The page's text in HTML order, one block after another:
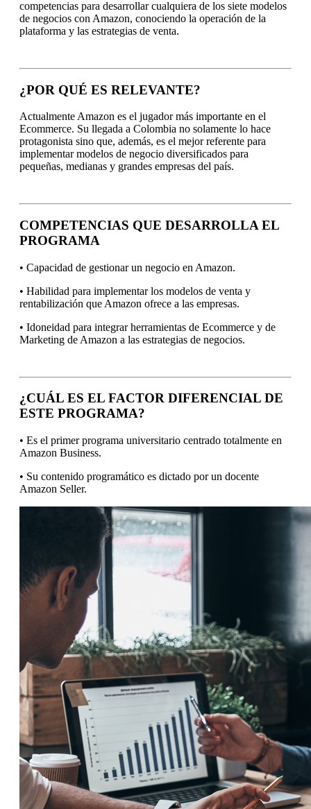
competencias para desarrollar cualquiera de los siete modelos
de negocios con Amazon, conociendo la operación de la
plataforma y las estrategias de venta.
¿POR QUÉ ES RELEVANTE?
Actualmente Amazon es el jugador más importante en el
Ecommerce. Su llegada a Colombia no solamente lo hace
protagonista sino que, además, es el mejor referente para
implementar modelos de negocio diversificados para
pequeñas, medianas y grandes empresas del país.
COMPETENCIAS QUE DESARROLLA EL
PROGRAMA
• Capacidad de gestionar un negocio en Amazon.
• Habilidad para implementar los modelos de venta y
rentabilización que Amazon ofrece a las empresas.
• Idoneidad para integrar herramientas de Ecommerce y de
Marketing de Amazon a las estrategias de negocios.
¿CUÁL ES EL FACTOR DIFERENCIAL DE
ESTE PROGRAMA?
• Es el primer programa universitario centrado totalmente en
Amazon Business.
• Su contenido programático es dictado por un docente
Amazon Seller.